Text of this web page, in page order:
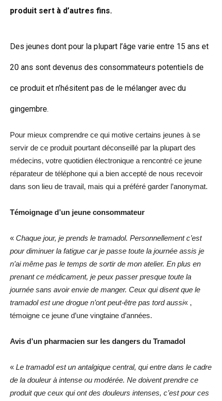
produit sert à d’autres fins.
Des jeunes dont pour la plupart l’âge varie entre 15 ans et
20 ans sont devenus des consommateurs potentiels de
ce produit et n’hésitent pas de le mélanger avec du
gingembre.
Pour mieux comprendre ce qui motive certains jeunes à se
servir de ce produit pourtant déconseillé par la plupart des
médecins, votre quotidien électronique a rencontré ce jeune
réparateur de téléphone qui a bien accepté de nous recevoir
dans son lieu de travail, mais qui a préféré garder l’anonymat.
Témoignage d’un jeune consommateur
« Chaque jour, je prends le tramadol. Personnellement c’est
pour diminuer la fatigue car je passe toute la journée assis je
n’ai même pas le temps de sortir de mon atelier. En plus en
prenant ce médicament, je peux passer presque toute la
journée sans avoir envie de manger. Ceux qui disent que le
tramadol est une drogue n’ont peut-être pas tord aussi« ,
témoigne ce jeune d’une vingtaine d’années.
Avis d’un pharmacien sur les dangers du Tramadol
« Le tramadol est un antalgique central, qui entre dans le cadre
de la douleur à intense ou modérée. Ne doivent prendre ce
produit que ceux qui ont des douleurs intenses, c’est pour ces